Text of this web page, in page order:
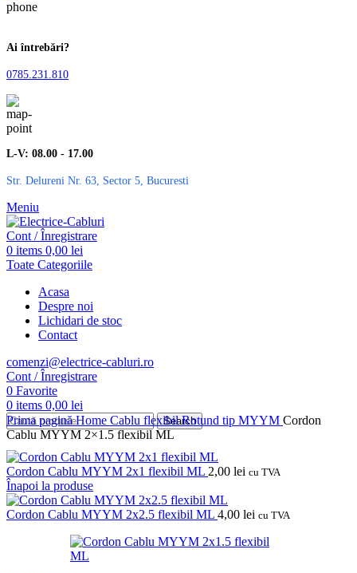
Ai întrebări?
0785.231.810
L-V: 08.00 - 17.00
Str. Delureni Nr. 63, Sector 5, Bucuresti
Meniu
Cont / Înregistrare
0 items 0,00 lei
Toate Categoriile
Acasa
Despre noi
Lichidari de stoc
Contact
comenzi@electrice-cabluri.ro
Cont / Înregistrare
0 Favorite
0 items 0,00 lei
Search
Prima paginăHome Cablu flexibilRotund tip MYYM Cordon
Cablu MYYM 2×1.5 flexibil ML
Cordon Cablu MYYM 2x1 flexibil ML 2,00 lei cu TVA
Înapoi la produse
Cordon Cablu MYYM 2x2.5 flexibil ML 4,00 lei cu TVA